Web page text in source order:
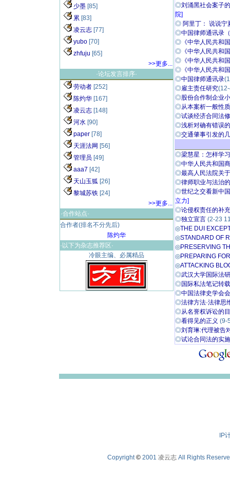
少墨 [85]
累 [83]
凌云志 [77]
yubo [70]
zhfuju [65]
>>更多...
·论坛发言排序·
劳动者 [252]
陈灼华 [167]
凌云志 [148]
河水 [90]
paper [78]
天涯法网 [56]
管理员 [49]
aaa7 [42]
天山玉狐 [26]
黎城苏铁 [24]
>>更多...
·合作站点·
合作者(排名不分先后)
陈灼华
·以下为杂志推荐区·
冷眼主编、必属精品
◎刘涌黑社会案子
院]
◎ 阿里丁： 说说宁
◎中国律师通讯录
◎ 《中华人民共和
◎ 《中华人民共和
◎ 《中华人民共和
◎ 《中华人民共和
◎中国律师通讯录
◎雇主责任研究
◎股份合作制企业
◎从本案析一般性
◎试谈经济合同法
◎浅析对确有错误
◎交通肇事引发的
◎梁慧星：怎样学
◎中华人民共和国
◎最高人民法院关
◎律师职业与法治
◎世纪之交看新中
立力]
◎论侵权责任的补
◎独立宣言 (2-23
◎THE DUI
◎STANDARD OF
◎PRESERVING
◎PREPARING
◎ATTACKING
◎武汉大学国际法
◎国际私法笔记转
◎中国法律史学
◎法律方法·法律思
◎从名誉权诉讼的
◎看得见的正义 (9-
◎刘育琳:代理被告
◎试论合同法的实
IP
Copyright© 2001 凌云志 All Rights